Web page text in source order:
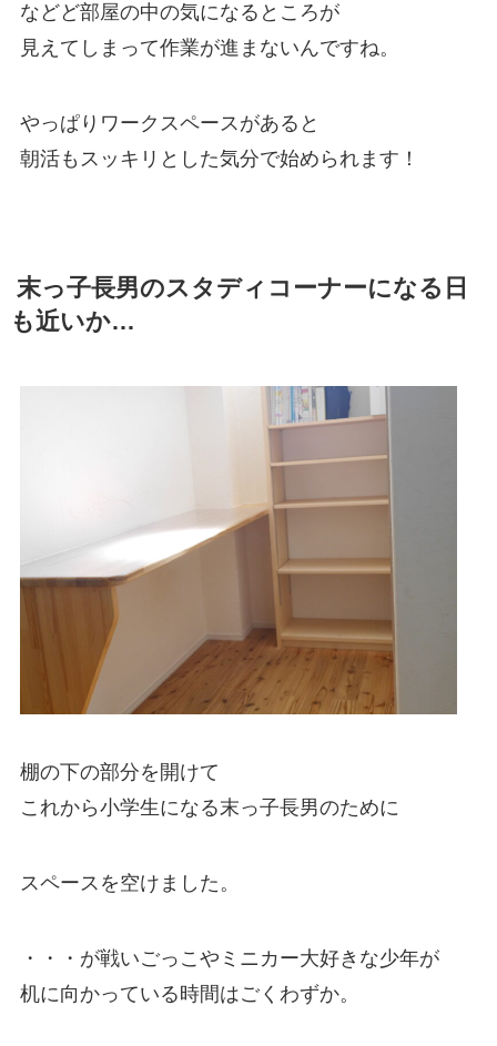
などど部屋の中の気になるところが
見えてしまって作業が進まないんですね。
やっぱりワークスペースがあると
朝活もスッキリとした気分で始められます！
末っ子長男のスタディコーナーになる日
も近いか…
棚の下の部分を開けて
これから小学生になる末っ子長男のために
スペースを空けました。
・・・が戦いごっこやミニカー大好きな少年が
机に向かっている時間はごくわずか。